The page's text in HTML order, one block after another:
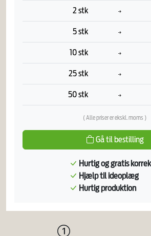
2 stk
5 stk
10 stk
25 stk
50 stk
( Alle priser er ekskl. moms )
Gå til bestilling
Hurtig og gratis
Hjælp til ideoplæg
Hurtig produktion